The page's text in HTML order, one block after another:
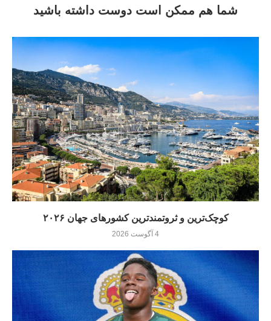
شما هم ممکن است دوست داشته باشید
کوچک‌ترین و ثروتمندترین کشورهای جهان ۲۰۲۶
4 آگوست 2026